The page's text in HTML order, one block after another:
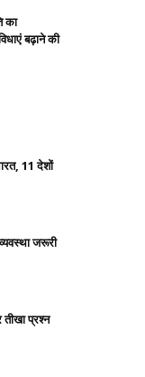
का
बढ़ाने की
11 देशों
जरूरी
प्रश्न